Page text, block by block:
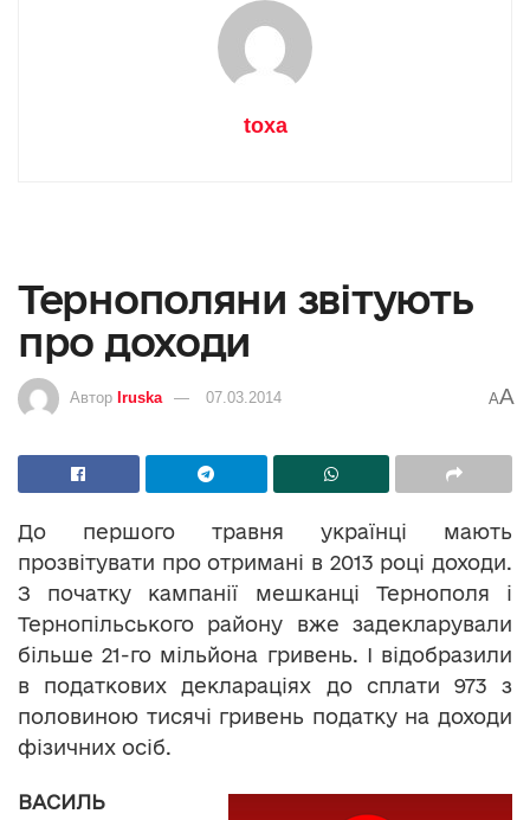
toxa
Тернополяни звітують
про доходи
Автор Iruska 07.03.2014 AA
До першого травня українці мають
прозвітувати про отримані в 2013 році доходи.
З початку кампанії
мешканці Тернополя і
Тернопільського району вже задекларували
більше 21-го мільйона гривень. І відобразили
в податкових деклараціях до сплати 973 з
половиною тисячі гривень податку на доходи
фізичних осіб.
ВАСИЛЬ